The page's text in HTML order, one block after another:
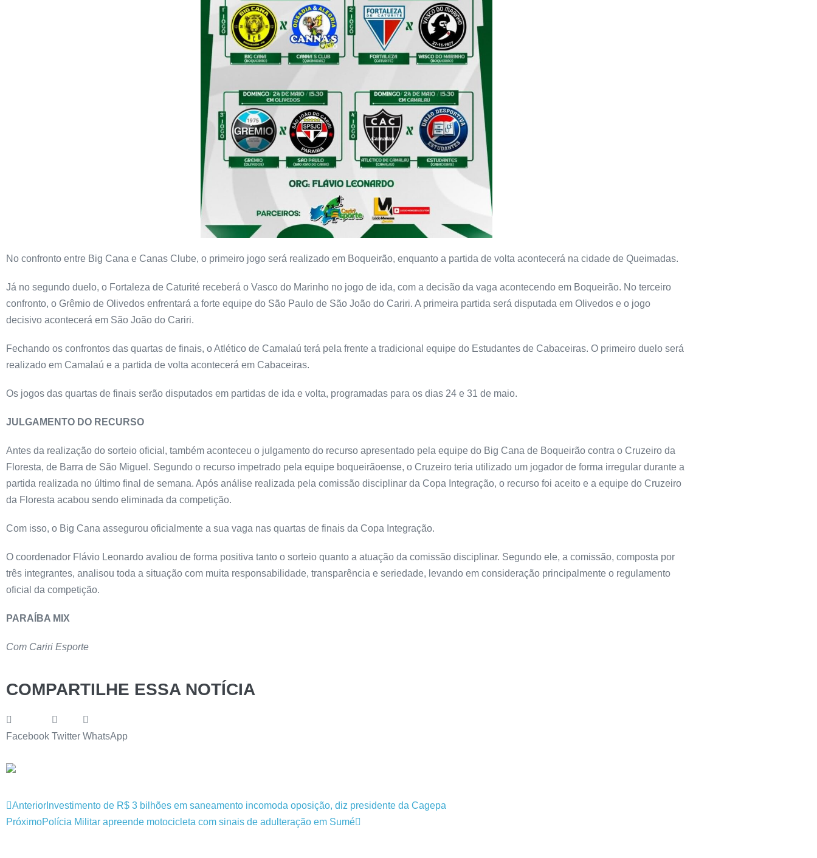
No confronto entre Big Cana e Canas Clube, o primeiro jogo será realizado em Boqueirão, enquanto a partida de volta acontecerá na cidade de Queimadas.
Já no segundo duelo, o Fortaleza de Caturité receberá o Vasco do Marinho no jogo de ida, com a decisão da vaga acontecendo em Boqueirão. No terceiro
confronto, o Grêmio de Olivedos enfrentará a forte equipe do São Paulo de São João do Cariri. A primeira partida será disputada em Olivedos e o jogo
decisivo acontecerá em São João do Cariri.
Fechando os confrontos das quartas de finais, o Atlético de Camalaú terá pela frente a tradicional equipe do Estudantes de Cabaceiras. O primeiro duelo será
realizado em Camalaú e a partida de volta acontecerá em Cabaceiras.
Os jogos das quartas de finais serão disputados em partidas de ida e volta, programadas para os dias 24 e 31 de maio.
JULGAMENTO DO RECURSO
Antes da realização do sorteio oficial, também aconteceu o julgamento do recurso apresentado pela equipe do Big Cana de Boqueirão contra o Cruzeiro da
Floresta, de Barra de São Miguel. Segundo o recurso impetrado pela equipe boqueirãoense, o Cruzeiro teria utilizado um jogador de forma irregular durante a
partida realizada no último final de semana. Após análise realizada pela comissão disciplinar da Copa Integração, o recurso foi aceito e a equipe do Cruzeiro
da Floresta acabou sendo eliminada da competição.
Com isso, o Big Cana assegurou oficialmente a sua vaga nas quartas de finais da Copa Integração.
O coordenador Flávio Leonardo avaliou de forma positiva tanto o sorteio quanto a atuação da comissão disciplinar. Segundo ele, a comissão, composta por
três integrantes, analisou toda a situação com muita responsabilidade, transparência e seriedade, levando em consideração principalmente o regulamento
oficial da competição.
PARAÍBA MIX
Com Cariri Esporte
COMPARTILHE ESSA NOTÍCIA
Facebook Twitter WhatsApp
Anterior Investimento de R$ 3 bilhões em saneamento incomoda oposição, diz presidente da Cagepa
PróximoPolícia Militar apreende motocicleta com sinais de adulteração em Sumé